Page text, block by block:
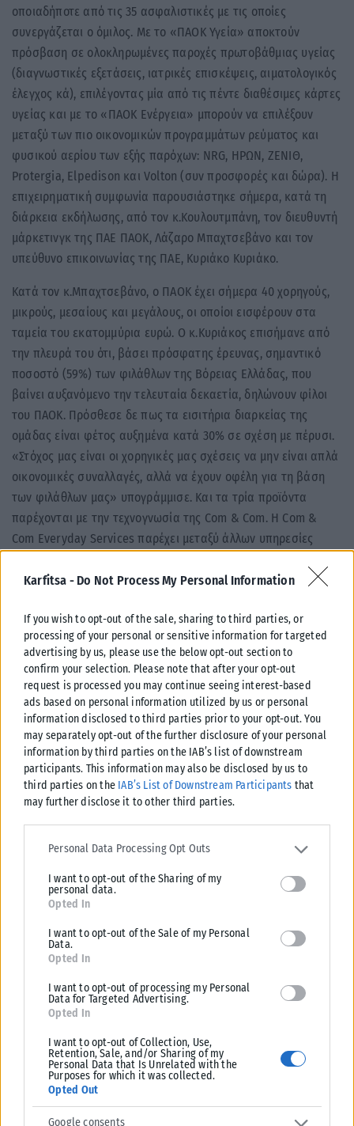
Karfitsa - Do Not Process My Personal Information
If you wish to opt-out of the sale, sharing to third parties, or
processing of your personal or sensitive information for targeted
advertising by us, please use the below opt-out section to
confirm your selection. Please note that after your opt-out
request is processed you may continue seeing interest-based
ads based on personal information utilized by us or personal
information disclosed to third parties prior to your opt-out. You
may separately opt-out of the further disclosure of your personal
information by third parties on the IAB’s list of downstream
participants. This information may also be disclosed by us to
third parties on the IAB’s List of Downstream Participants that
may further disclose it to other third parties.
Please note that this website/app uses one or more Google
services and may gather and store information including but not
deny consent to Google and its third-party tags to use your data
for below specified purposes in below Google consent section.
Personal Data Processing Opt Outs
I want to opt-out of the Sharing of my
personal data.
Opted In
I want to opt-out of the Sale of my Personal
Data.
Opted In
I want to opt-out of processing my Personal
Data for Targeted Advertising.
Opted In
I want to opt-out of Collection, Use,
Retention, Sale, and/or Sharing of my
Personal Data that Is Unrelated with the
Purposes for which it was collected.
Opted Out
Google consents
οποιαδήποτε από τις 35 ασφαλιστικές με τις οποίες
συνεργάζεται ο όμιλος. Με το «ΠΑΟΚ Υγεία» αποκτούν
πρόσβαση σε ολοκληρωμένες παροχές πρωτοβάθμιας υγείας
(διαγνωστικές εξετάσεις, ιατρικές επισκέψεις, αιματολογικός
έλεγχος κά), επιλέγοντας μία από τις πέντε διαθέσιμες κάρτες
υγείας και με το «ΠΑΟΚ Ενέργεια» μπορούν να επιλέξουν
μεταξύ των πιο οικονομικών προγραμμάτων ρεύματος και
φυσικού αερίου των εξής παρόχων: NRG, ΗΡΩΝ, ΖΕΝΙΘ,
Protergia, Elpedison και Volton (συν προσφορές και δώρα). Η
επιχειρηματική συμφωνία παρουσιάστηκε σήμερα, κατά τη
διάρκεια εκδήλωσης, από τον κ.Κουλουτμπάνη, τον διευθυντή
μάρκετινγκ της ΠΑΕ ΠΑΟΚ, Λάζαρο Μπαχτσεβάνο και τον
υπεύθυνο επικοινωνίας της ΠΑΕ, Κυριάκο Κυριάκο.
Κατά τον κ.Μπαχτσεβάνο, ο ΠΑΟΚ έχει σήμερα 40 χορηγούς,
μικρούς, μεσαίους και μεγάλους, οι οποίοι εισφέρουν στα
ταμεία του εκατομμύρια ευρώ. Ο κ.Κυριάκος επισήμανε από
την πλευρά του ότι, βάσει πρόσφατης έρευνας, σημαντικό
ποσοστό (59%) των φιλάθλων της Βόρειας Ελλάδας, που
βαίνει αυξανόμενο την τελευταία δεκαετία, δηλώνουν φίλοι
του ΠΑΟΚ. Πρόσθεσε δε πως τα εισιτήρια διαρκείας της
ομάδας είναι φέτος αυξημένα κατά 30% σε σχέση με πέρυσι.
«Στόχος μας είναι οι χορηγικές μας σχέσεις να μην είναι απλά
οικονομικές συναλλαγές, αλλά να έχουν οφέλη για τη βάση
των φιλάθλων μας» υπογράμμισε. Και τα τρία προϊόντα
παρέχονται με την τεχνογνωσία της Com & Com. Η Com &
Com Everyday Services παρέχει μεταξύ άλλων υπηρεσίες
υπηρεσίες ΕΣΠΑ για τον ιδιωτικό τομέα.
πηγή ΑΠΕ ΜΠΕ
ΠΑΟΚ
Σχετικά Άρθρα
ΑΘΛΗΤΙΚΆ
Μοκόκα: «Θέλουμε να χτίσουμε κάτι μεγάλο στον Άρη»
Τις πρώτες του δηλώσεις ως παίκτης του Άρη έκανε ο Άνταμ Μοκόκα, ο
οποίος αναφέρθηκε στη νέα διετία συνεργασίας του...
ΑΝΑΡΤΉΘΗΚΕ ΑΠΌKARFITSANEWS